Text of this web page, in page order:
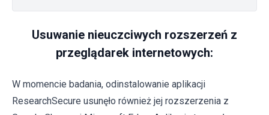
Usuwanie nieuczciwych rozszerzeń z
przeglądarek internetowych:
W momencie badania, odinstalowanie aplikacji
ResearchSecure usunęło również jej rozszerzenia z